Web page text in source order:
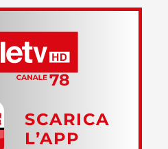
SCARICA
L’APP